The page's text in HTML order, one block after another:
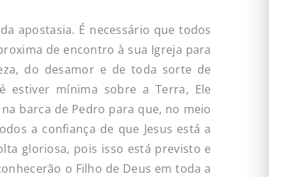
apostasia. É necessário que todos
de encontro à sua Igreja para
do desamor e de toda sorte de
estiver mínima sobre a Terra, Ele
barca de Pedro para que, no meio
a confiança de que Jesus está a
gloriosa, pois isso está previsto e
o Filho de Deus em toda a